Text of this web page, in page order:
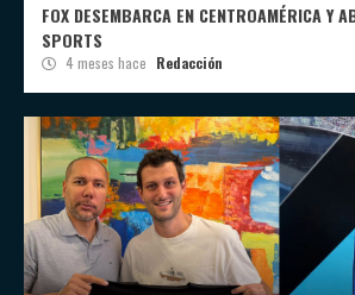
FOX DESEMBARCA EN CENTROAMÉRICA Y
SPORTS
4 meses hace Redacción